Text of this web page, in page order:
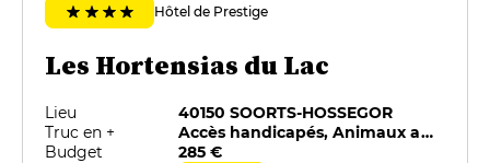
Hôtel de Prestige
Les Hortensias du Lac
Lieu
40150 SOORTS-HOSSEGOR
Truc en +
Accès handicapés, Animaux acceptés, Minibar, Parking privé, Piscine, Restaurant sélectionné par G&M
Budget
285 €